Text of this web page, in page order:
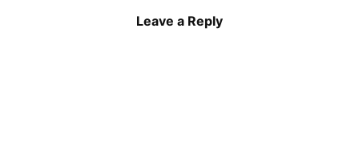
Leave a Reply